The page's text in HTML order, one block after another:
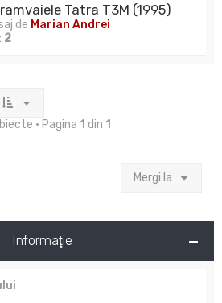
Tatra T3M (1995)
de Marian Andrei
2
• Pagina 1 din 1
Mergi la
Informaţie